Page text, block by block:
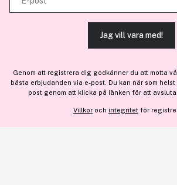
TILLÅT ALLA
VISA DETALJER
Jag vill vara med!
Genom att registrera dig godkänner du att motta
bästa erbjudanden via e-post. Du kan när som
post genom att klicka på länken för att avsluta
Villkor och integritet för